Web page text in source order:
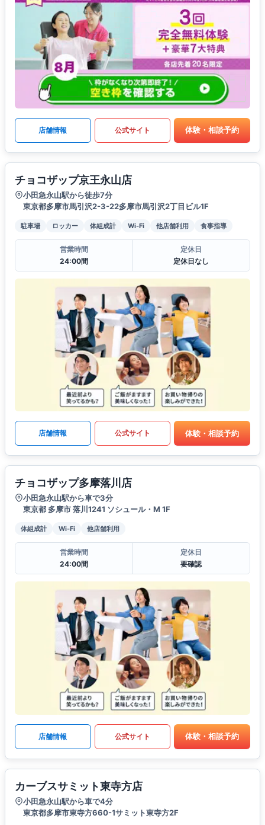
店舗情報 公式サイト 体験・相談予約
チョコザップ京王永山店
小田急永山駅から徒歩7分
東京都多摩市馬引沢2-3-22多摩市馬引沢2丁目ビル1F
駐車場 ロッカー 体組成計 Wi-Fi 他店舗利用 食事指導
営業時間
24:00間
定休日
定休日なし
店舗情報 公式サイト 体験・相談予約
チョコザップ多摩落川店
小田急永山駅から車で3分
東京都 多摩市 落川1241 ソシュール・M 1F
体組成計 Wi-Fi 他店舗利用
営業時間
24:00間
定休日
要確認
店舗情報 公式サイト 体験・相談予約
カーブスサミット東寺方店
小田急永山駅から車で4分
東京都多摩市東寺方660-1サミット東寺方2F